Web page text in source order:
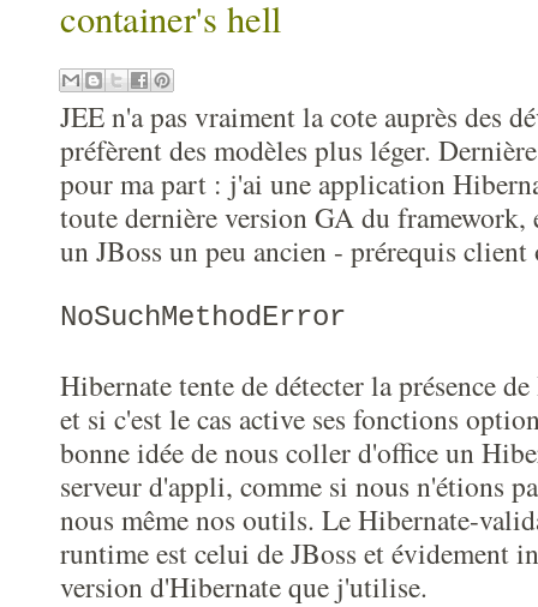
container's hell
JEE n'a pas vraiment la cote auprès des
préfèrent des modèles plus léger.
pour ma part : j'ai une application
toute dernière version GA du framework,
un JBoss un peu ancien - prérequis
NoSuchMethodError
Hibernate tente de détecter la présence
et si c'est le cas active ses fonctions
bonne idée de nous coller d'office un
serveur d'appli, comme si nous n'étions
nous même nos outils. Le Hibernate-
runtime est celui de JBoss et évidement
version d'Hibernate que j'utilise.